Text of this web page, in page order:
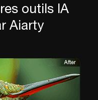
outils IA
Aiarty